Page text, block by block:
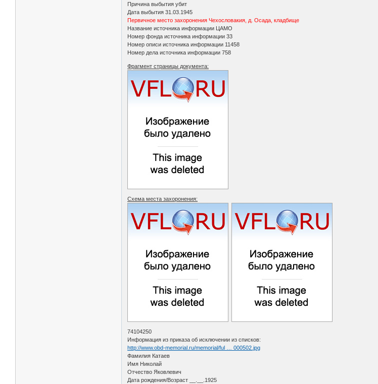
Причина выбытия убит
Дата выбытия 31.03.1945
Первичное место захоронения Чехословакия, д. Осада, кладбище
Название источника информации ЦАМО
Номер фонда источника информации 33
Номер описи источника информации 11458
Номер дела источника информации 758
Фрагмент страницы документа:
Схема места захоронения:
74104250
Информация из приказа об исключении из списков:
http://www.obd-memorial.ru/memorial/ful … 000502.jpg
Фамилия Катаев
Имя Николай
Отчество Яковлевич
Дата рождения/Возраст __.__.1925